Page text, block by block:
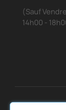
(Sauf
14h00 -